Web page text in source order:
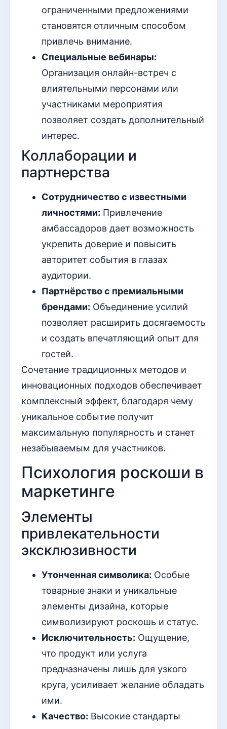
ограниченными предложениями
становятся отличным способом
привлечь внимание.
Специальные вебинары:
Организация онлайн-встреч с
влиятельными персонами или
участниками мероприятия
позволяет создать дополнительный
интерес.
Коллаборации и
партнерства
Сотрудничество с известными
личностями: Привлечение
амбассадоров дает возможность
укрепить доверие и повысить
авторитет события в глазах
аудитории.
Партнёрство с премиальными
брендами: Объединение усилий
позволяет расширить досягаемость
и создать впечатляющий опыт для
гостей.
Сочетание традиционных методов и
инновационных подходов обеспечивает
комплексный эффект, благодаря чему
уникальное событие получит
максимальную популярность и станет
незабываемым для участников.
Психология роскоши в
маркетинге
Элементы
привлекательности
эксклюзивности
Утонченная символика: Особые
товарные знаки и уникальные
элементы дизайна, которые
символизируют роскошь и статус.
Исключительность: Ощущение,
что продукт или услуга
предназначены лишь для узкого
круга, усиливает желание обладать
ими.
Качество: Высокие стандарты